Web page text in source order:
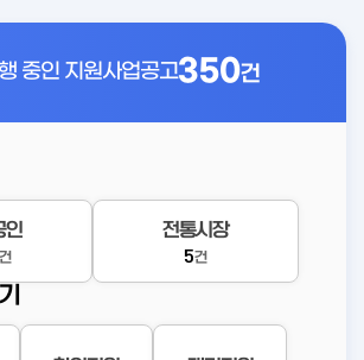
중인 지원사업공고350건
인
건
전통시장
5건